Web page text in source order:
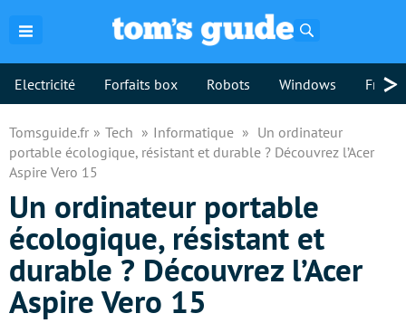
Electricité Forfaits box Robots Windows >
Tomsguide.fr Tech Informatique
Un ordinateur
portable écologique, résistant et durable ? Découvrez l’Acer
Aspire Vero 15
Un ordinateur portable
écologique, résistant et
durable ? Découvrez l’Acer
Aspire Vero 15